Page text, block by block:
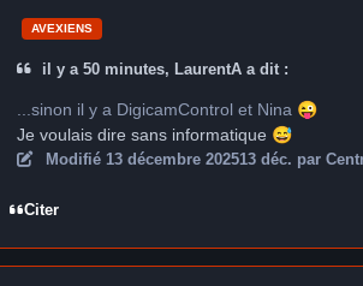
AVEXIENS
il y a 50 minutes, LaurentA a dit :
...sinon il y a DigicamControl et Nina 😜
Je voulais dire sans informatique 😅
Modifié 13 décembre 202513 déc. par
Citer